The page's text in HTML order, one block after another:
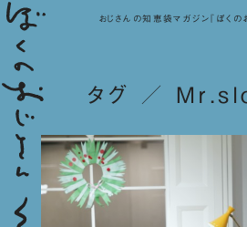
おじさんの知恵袋マガジン『ぼくのお
タグ ／